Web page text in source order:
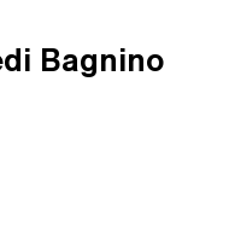
Bagnino